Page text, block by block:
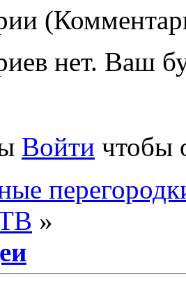
нет. Ваш
Войти чтобы
»